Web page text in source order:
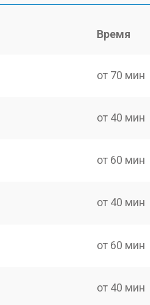
Время
от 70 мин
от 40 мин
от 60 мин
от 40 мин
от 60 мин
от 40 мин